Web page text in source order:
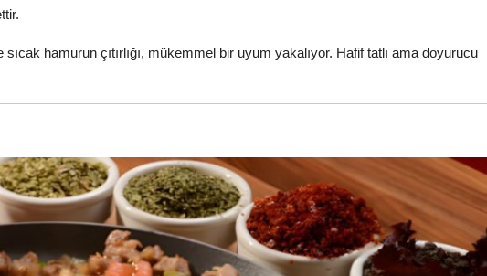
hamurun çıtırlığı, mükemmel bir uyum yakalıyor. Hafif tatlı ama doyurucu